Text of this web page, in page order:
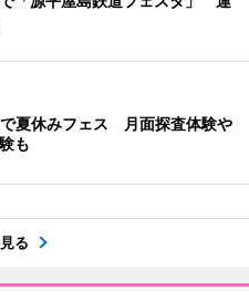
夏休みフェス 月面探査体験や
も
る